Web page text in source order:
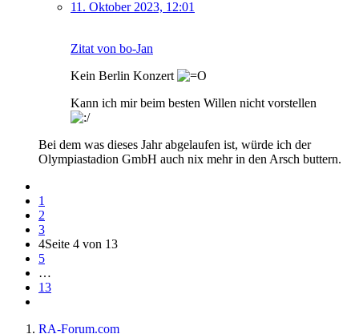
11. Oktober 2023, 12:01
Zitat von bo-Jan
Kein Berlin Konzert
Kann ich mir beim besten Willen nicht vorstellen
Bei dem was dieses Jahr abgelaufen ist, würde ich der
Olympiastadion GmbH auch nix mehr in den Arsch buttern.
1
2
3
4Seite 4 von 13
5
…
13
RA-Forum.com